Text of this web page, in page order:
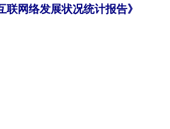
联网络发展状况统计报告》